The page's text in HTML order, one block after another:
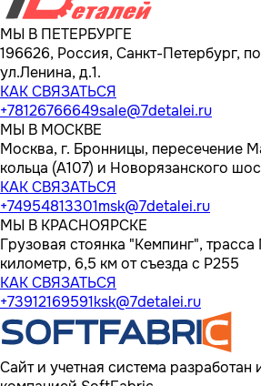
МЫ В ПЕТЕРБУРГЕ
196626, Россия, Санкт-Петербург,
ул.Ленина, д.1.
КАК СВЯЗАТЬСЯ
+78126766649sale@7detalei.ru
МЫ В МОСКВЕ
Москва, г. Бронницы, пересечение
кольца (А107) и Новорязанского
КАК СВЯЗАТЬСЯ
+74954813301msk@7detalei.ru
МЫ В КРАСНОЯРСКЕ
Грузовая стоянка "Кемпинг",
километр, 6,5 км от съезда с Р255
КАК СВЯЗАТЬСЯ
+73912169591ksk@7detalei.ru
Сайт и учетная система